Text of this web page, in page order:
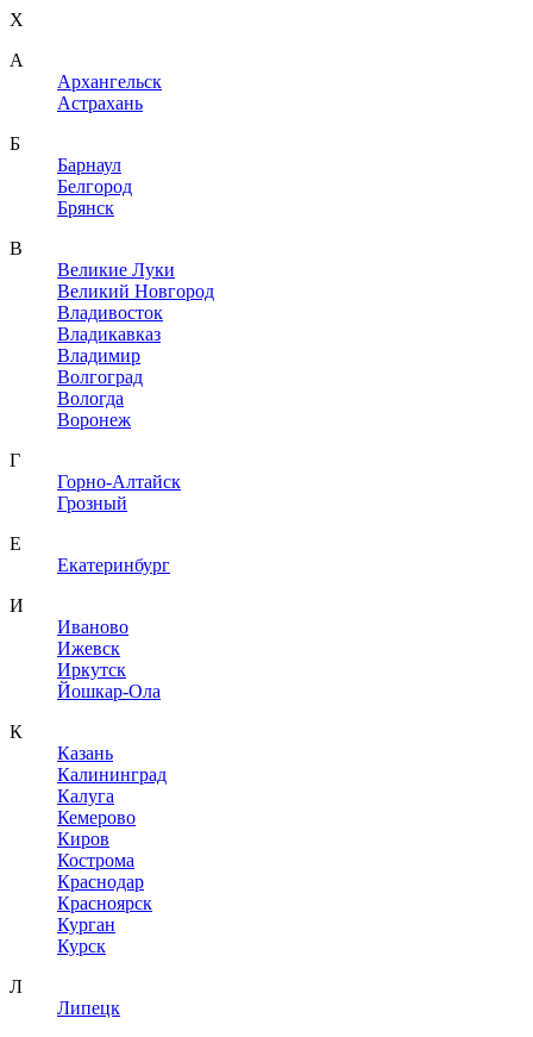
X
A
Архангельск
Астрахань
Б
Барнаул
Белгород
Брянск
В
Великие Луки
Великий Новгород
Владивосток
Владикавказ
Владимир
Волгоград
Вологда
Воронеж
Г
Горно-Алтайск
Грозный
Е
Екатеринбург
И
Иваново
Ижевск
Иркутск
Йошкар-Ола
К
Казань
Калининград
Калуга
Кемерово
Киров
Кострома
Краснодар
Красноярск
Курган
Курск
Л
Липецк